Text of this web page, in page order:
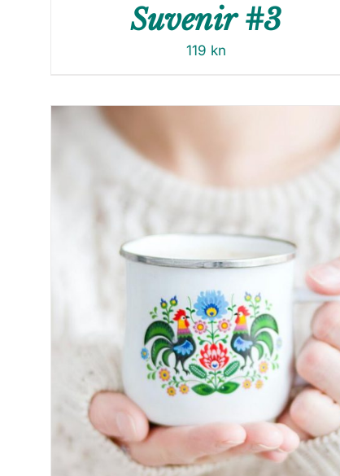
Suvenir #3
119 kn